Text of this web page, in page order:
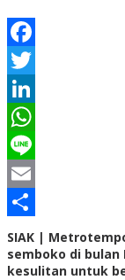
Facebook
Twitter
LinkedIn
WhatsApp
Line
Email
Share
SIAK |
semboko di
kesulitan untuk